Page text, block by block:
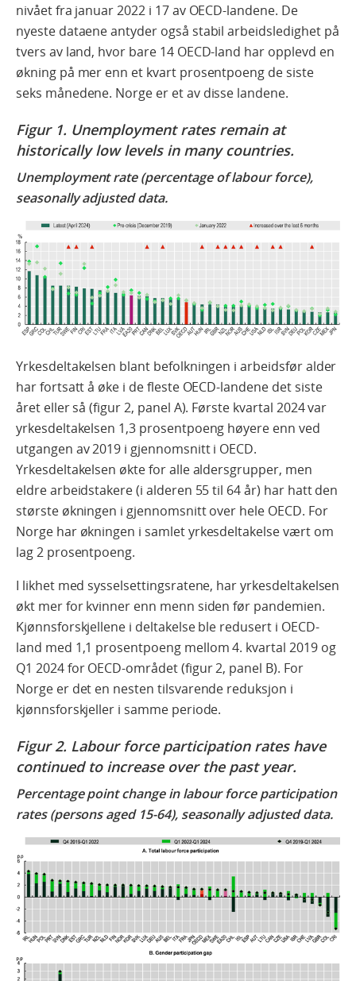
nivået fra januar 2022 i 17 av OECD-landene. De
nyeste dataene antyder også stabil arbeidsledighet på
tvers av land, hvor bare 14 OECD-land har opplevd en
økning på mer enn et kvart prosentpoeng de siste
seks månedene. Norge er et av disse landene.
Figur 1. Unemployment rates remain at
historically low levels in many countries.
Unemployment rate (percentage of labour force),
seasonally adjusted data.
Yrkesdeltakelsen blant befolkningen i arbeidsfør alder
har fortsatt å øke i de fleste OECD-landene det siste
året eller så (figur 2, panel A). Første kvartal 2024 var
yrkesdeltakelsen 1,3 prosentpoeng høyere enn ved
utgangen av 2019 i gjennomsnitt i OECD.
Yrkesdeltakelsen økte for alle aldersgrupper, men
eldre arbeidstakere (i alderen 55 til 64 år) har hatt den
største økningen i gjennomsnitt over hele OECD. For
Norge har økningen i samlet yrkesdeltakelse vært om
lag 2 prosentpoeng.
I likhet med sysselsettingsratene, har yrkesdeltakelsen
økt mer for kvinner enn menn siden før pandemien.
Kjønnsforskjellene i deltakelse ble redusert i OECD-
land med 1,1 prosentpoeng mellom 4. kvartal 2019 og
Q1 2024 for OECD-området (figur 2, panel B). For
Norge er det en nesten tilsvarende reduksjon i
kjønnsforskjeller i samme periode.
Figur 2. Labour force participation rates have
continued to increase over the past year.
Percentage point change in labour force participation
rates (persons aged 15-64), seasonally adjusted data.